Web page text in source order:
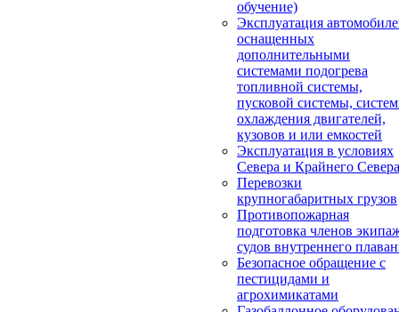
обучение)
Эксплуатация
оснащенных
дополнительными
системами подогрева
топливной системы,
пусковой системы,
охлаждения двигателей,
кузовов и или емкостей
Эксплуатация в условиях
Севера и Крайнего Севера
Перевозки
крупногабаритных грузов
Противопожарная
подготовка членов
судов внутреннего
Безопасное обращение с
пестицидами и
агрохимикатами